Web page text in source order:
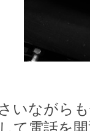
いながら
て電話を